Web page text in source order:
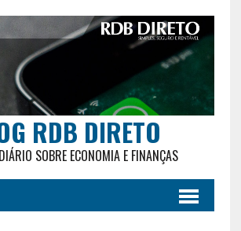
RDB DIRETO
SOBRE ECONOMIA E FINANÇAS